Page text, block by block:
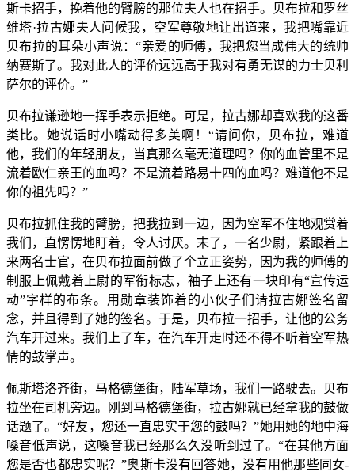
斯卡招手，挽着他的臂膀的那位夫人也在招手。贝布拉和罗丝
维塔·拉古娜夫人问候我，空军尊敬地让出道来，我把嘴靠近
贝布拉的耳朵小声说：“亲爱的师傅，我把您当成伟大的统帅
纳赛斯了。我对此人的评价远远高于我对有勇无谋的力士贝利
萨尔的评价。”
贝布拉谦逊地一挥手表示拒绝。可是，拉古娜却喜欢我的这番
类比。她说话时小嘴动得多美啊！“请问你，贝布拉，难道
他，我们的年轻朋友，当真那么毫无道理吗？你的血管里不是
流着欧仁亲王的血吗？不是流着路易十四的血吗？难道他不是
你的祖先吗？”
贝布拉抓住我的臂膀，把我拉到一边，因为空军不住地观赏着
我们，直愣愣地盯着，令人讨厌。末了，一名少尉，紧跟着上
来两名士官，在贝布拉面前做了个立正姿势，因为我的师傅的
制服上佩戴着上尉的军衔标志，袖子上还有一块印有“宣传运
动”字样的布条。用勋章装饰着的小伙子们请拉古娜签名留
念，并且得到了她的签名。于是，贝布拉一招手，让他的公务
汽车开过来。我们上了车，在汽车开走时还不得不听着空军热
情的鼓掌声。
佩斯塔洛齐街，马格德堡街，陆军草场，我们一路驶去。贝布
拉坐在司机旁边。刚到马格德堡街，拉古娜就已经拿我的鼓做
话题了。“好友，您还一直忠实于您的鼓吗？”她用她的地中海
嗓音低声说，这嗓音我已经那么久没听到过了。“在其他方面
您是否也都忠实呢？”奥斯卡没有回答她，没有用他那些同女-